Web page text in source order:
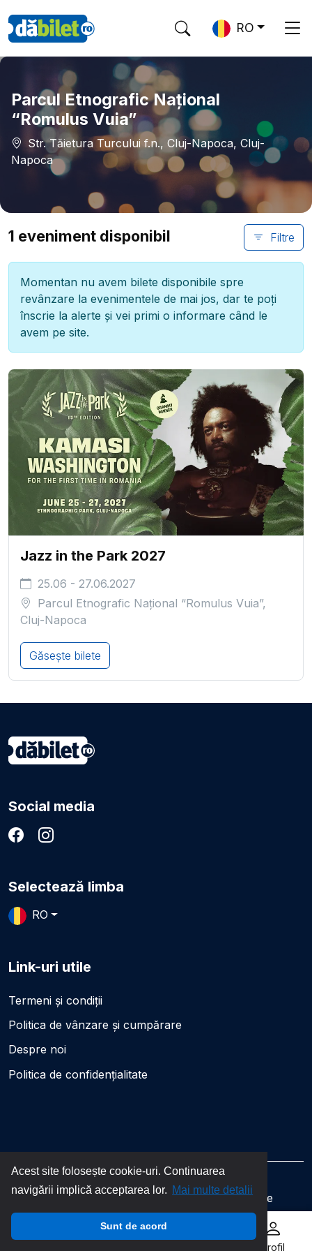
Acest site folosește cookie-uri. Continuarea
navigării implică acceptarea lor. Mai multe detalii
Sunt de acord
RO
Parcul Etnografic Național
“Romulus Vuia”
Str. Tăietura Turcului f.n., Cluj-Napoca, Cluj-
Napoca
Filtre
1 eveniment disponibil
Momentan nu avem bilete disponibile spre
revânzare la evenimentele de mai jos, dar te poți
înscrie la alerte și vei primi o informare când le
avem pe site.
Jazz in the Park 2027
25.06 - 27.06.2027
Parcul Etnografic Național “Romulus Vuia”,
Cluj-Napoca
Găsește bilete
Social media
Selectează limba
RO
Link-uri utile
Termeni și condiții
Politica de vânzare și cumpărare
Despre noi
Politica de confidențialitate
©2026 dăbilet.ro. Toate drepturile rezervate
Profil